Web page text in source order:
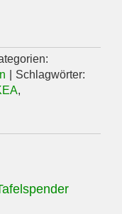
Schlagwörter:
,